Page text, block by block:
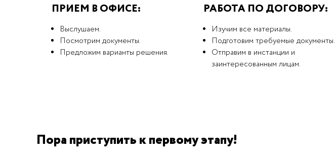
ПРИЕМ В ОФИСЕ:
Выслушаем.
Посмотрим документы.
Предложим варианты решения.
РАБОТА ПО ДОГОВОРУ:
Изучим все материалы.
Подготовим требуемые документы.
Отправим в инстанции и
заинтересованным лицам.
Пора приступить к первому этапу!